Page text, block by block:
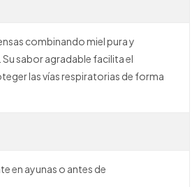
combinando miel pura y
sabor agradable facilita el
las vías respiratorias de forma
en ayunas o antes de